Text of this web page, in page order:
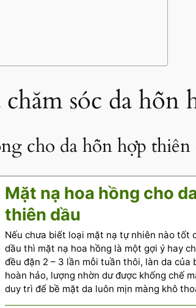
sóc da
cho da hỗn hợp thiên
Mặt nạ hoa hồng cho
thiên dầu
Nếu chưa biết loại mặt nạ tự nhiên nào tốt
dầu thì mặt nạ hoa hồng là một gợi ý hay
đều đặn 2 – 3 lần mỗi tuần thôi, làn da của
hoàn hảo, lượng nhờn dư được khống chế
duy trì để bề mặt da luôn mịn màng khô